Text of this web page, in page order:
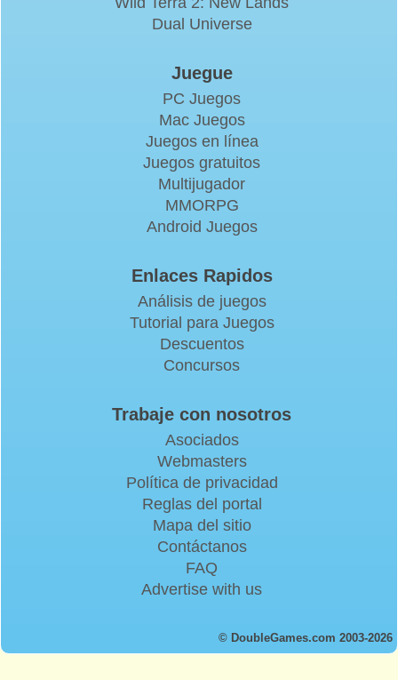
Dual Universe
Juegue
PC Juegos
Mac Juegos
Juegos en línea
Juegos gratuitos
Multijugador
MMORPG
Android Juegos
Enlaces Rapidos
Análisis de juegos
Tutorial para Juegos
Descuentos
Concursos
Trabaje con nosotros
Asociados
Webmasters
Política de privacidad
Reglas del portal
Mapa del sitio
Contáctanos
FAQ
Advertise with us
© DoubleGames.com 2003-2026